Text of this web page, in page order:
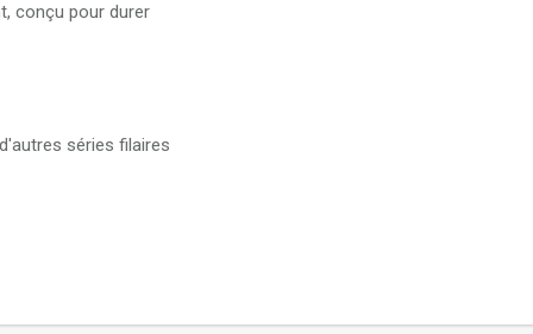
conçu pour durer
séries filaires